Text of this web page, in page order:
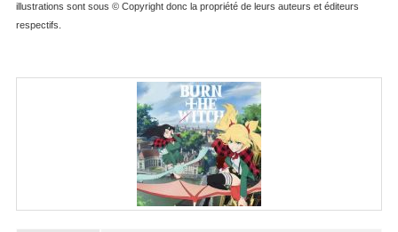
illustrations sont sous © Copyright donc la propriété de leurs auteurs et éditeurs
respectifs.